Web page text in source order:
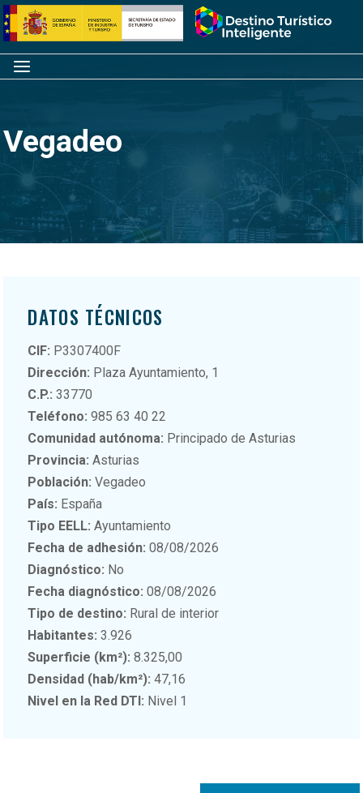
Saltar
al
contenido
Inicio
Menú
Vegadeo
DATOS TÉCNICOS
CIF: P3307400F
Dirección: Plaza Ayuntamiento, 1
C.P.: 33770
Teléfono: 985 63 40 22
Comunidad autónoma: Principado de Asturias
Provincia: Asturias
Población: Vegadeo
País: España
Tipo EELL: Ayuntamiento
Fecha de adhesión: 08/08/2026
Diagnóstico: No
Fecha diagnóstico: 08/08/2026
Tipo de destino: Rural de interior
Habitantes: 3.926
Superficie (km²): 8.325,00
Densidad (hab/km²): 47,16
Nivel en la Red DTI: Nivel 1